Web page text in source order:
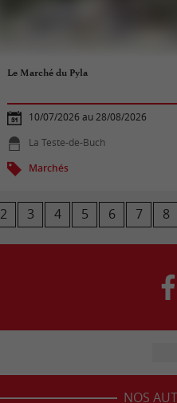
Le Marché du Pyla
10/07/2026 au 28/08/2026
La Teste-de-Buch
Marchés
2 3 4 5 6 7 8
NOS